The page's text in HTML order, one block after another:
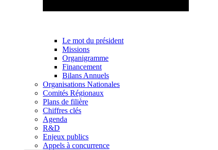
Le mot du président
Missions
Organigramme
Financement
Bilans Annuels
Organisations Nationales
Comités Régionaux
Plans de filière
Chiffres clés
Agenda
R&D
Enjeux publics
Appels à concurrence